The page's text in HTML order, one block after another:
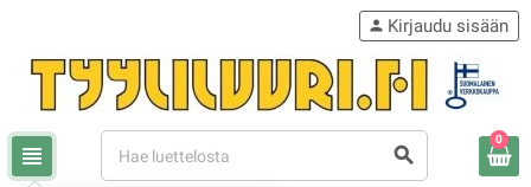
view_headline search
person Kirjaudu sisään
0